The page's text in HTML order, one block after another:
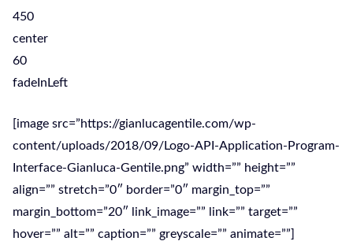
450
center
60
fadeInLeft
[image src=”https://gianlucagentile.com/wp-
content/uploads/2018/09/Logo-API-Application-Program-
Interface-Gianluca-Gentile.png” width=”” height=””
align=”” stretch=”0″ border=”0″ margin_top=””
margin_bottom=”20″ link_image=”” link=”” target=””
hover=”” alt=”” caption=”” greyscale=”” animate=””]